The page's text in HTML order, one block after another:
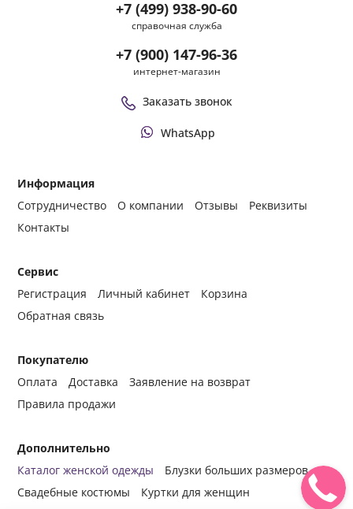
Информация
Сотрудничество
О компании Отзывы
Реквизиты
Контакты
Сервис
Регистрация
Личный кабинет
Корзина
Обратная связь
Покупателю
Оплата
Доставка
Заявление на возврат
Правила продажи
Дополнительно
Каталог женской одежды
Блузки больших размеров
Свадебные костюмы
Куртки для женщин
+7 (499) 938-90-60
справочная служба
+7 (900) 147-96-36
интернет-магазин
Заказать звонок
WhatsApp